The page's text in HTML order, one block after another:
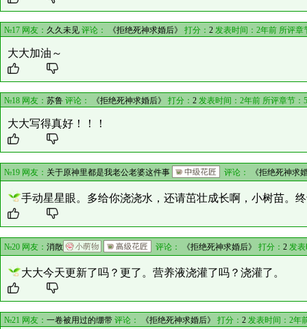
№17 网友： 久久未见 评论： 《拒绝死神求婚后》 打分： 2 发表时间：2年前 所评章
大大加油～
№18 网友： 苏鲁 评论： 《拒绝死神求婚后》 打分： 2 发表时间：2年前 所评章节： 5
大大写得真好！！！
№19 网友： 关于原神里都是我老公老婆这件事 评论： 《拒绝死神求
手动星星眼。多给你浇浇水，还请茁壮成长啊，小树苗。
№20 网友： 消散 评论： 《拒绝死神求婚后》 打分： 2 发
大大今天更新了吗？更了。营养液浇灌了吗？浇灌了。
№21 网友： 一卷被用过的绷带 评论： 《拒绝死神求婚后》 打分： 2 发表时间：2年